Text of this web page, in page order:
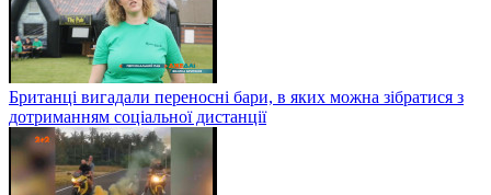
Британці вигадали переносні бари, в яких можна зібратися з
дотриманням соціальної дистанції